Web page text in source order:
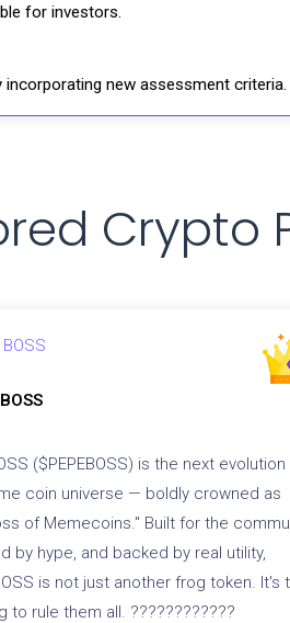
for investors.
new assessment
Crypto
($PEPEBOSS) is the next evolution
coin universe — boldly crowned as
of Memecoins." Built for the
by hype, and backed by real utility,
is not just another frog token. It's
to rule them all. ????????????